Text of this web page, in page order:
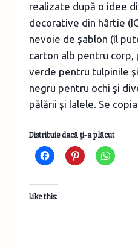
realizate după o idee
decorative din hârtie
nevoie de şablon (îl
carton alb pentru
verde pentru tulpinile
negru pentru ochi şi
pălării şi lalele. Se
Distribuie dacă ţi-a plăcut
Like this: